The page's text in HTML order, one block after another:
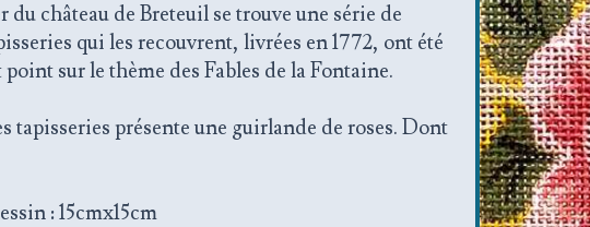
château de Breteuil se trouve une série de
qui les recouvrent, livrées en 1772, ont été
sur le thème des Fables de la Fontaine.
tapisseries présente une guirlande de roses. Dont
: 15cmx15cm